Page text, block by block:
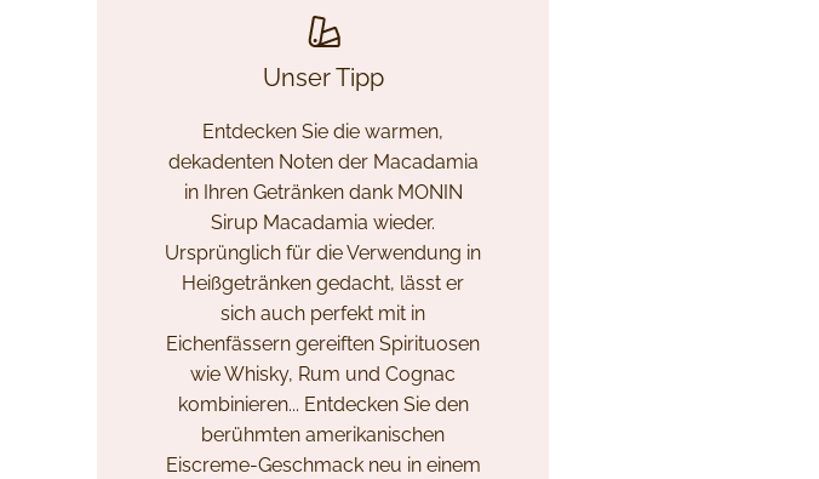
Unser Tipp
Entdecken Sie die warmen,
dekadenten Noten der Macadamia
in Ihren Getränken dank MONIN
Sirup Macadamia wieder.
Ursprünglich für die Verwendung in
Heißgetränken gedacht, lässt er
sich auch perfekt mit in
Eichenfässern gereiften Spirituosen
wie Whisky, Rum und Cognac
kombinieren... Entdecken Sie den
berühmten amerikanischen
Eiscreme-Geschmack neu in einem